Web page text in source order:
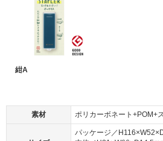
紺A
素材 ポリカーボネート+POM+
パッケージ／